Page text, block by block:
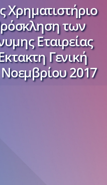
Χρηματιστήριο
των
Εταιρείας
Γενική
2017